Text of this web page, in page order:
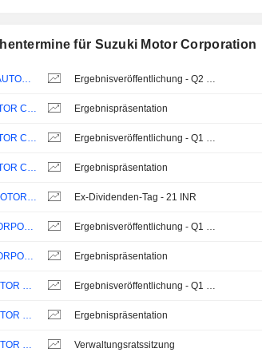
für Suzuki Motor Corporation
Ergebnispräsentation
Ergebnispräsentation
Ex-Dividenden-Tag - 21 INR
Ergebnispräsentation
Ergebnispräsentation
Verwaltungsratssitzung